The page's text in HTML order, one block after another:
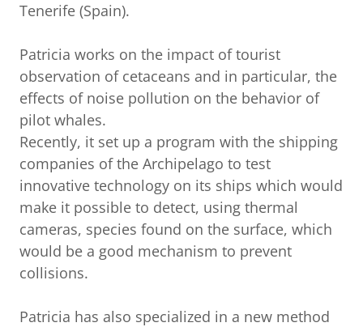
Tenerife (Spain).
Patricia works on the impact of tourist
observation of cetaceans and in particular, the
effects of noise pollution on the behavior of
pilot whales.
Recently, it set up a program with the shipping
companies of the Archipelago to test
innovative technology on its ships which would
make it possible to detect, using thermal
cameras, species found on the surface, which
would be a good mechanism to prevent
collisions.
Patricia has also specialized in a new method